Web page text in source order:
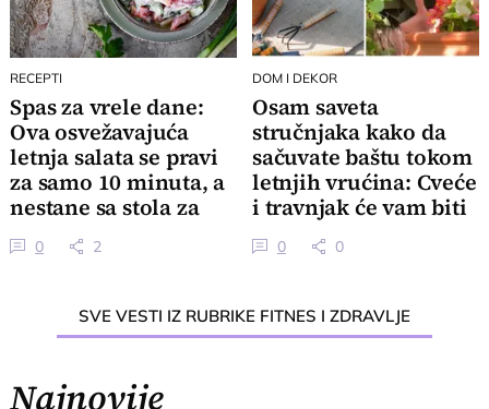
RECEPTI
Spas za vrele dane:
Ova osvežavajuća
letnja salata se pravi
za samo 10 minuta, a
nestane sa stola za
tren0 2
DOM I DEKOR
Osam saveta
stručnjaka kako da
sačuvate baštu tokom
letnjih vrućina: Cveće
i travnjak će vam biti
zahvalni
0 0
SVE VESTI IZ RUBRIKE FITNES I ZDRAVLJE
Najnovije